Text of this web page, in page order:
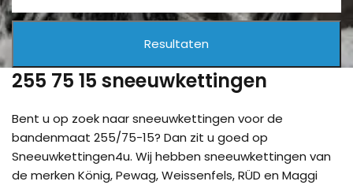
255 75 15 sneeuwkettingen
Bent u op zoek naar sneeuwkettingen voor de
bandenmaat 255/75-15? Dan zit u goed op
Sneeuwkettingen4u. Wij hebben sneeuwkettingen van
de merken König, Pewag, Weissenfels, RÜD en Maggi